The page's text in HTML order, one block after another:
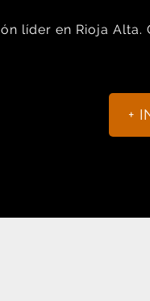
líder en Rioja
+